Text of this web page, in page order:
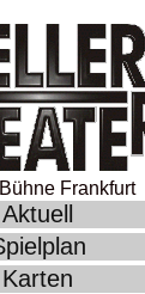
Frankfurt
Aktuell
Karten